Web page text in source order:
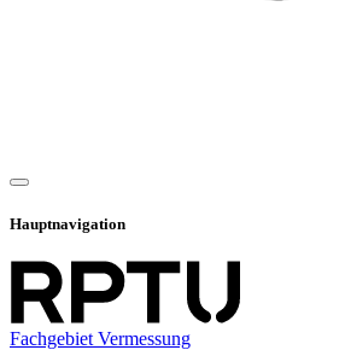
Hauptnavigation
Fachgebiet Vermessung